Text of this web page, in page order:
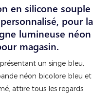
en silicone souple
pour la
lumineuse néon
magasin.
un singe bleu,
néon bicolore bleu et
attire tous les regards.